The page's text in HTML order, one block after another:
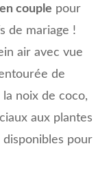
couple pour
de mariage !
air avec vue
de
noix de coco,
aux plantes
pour